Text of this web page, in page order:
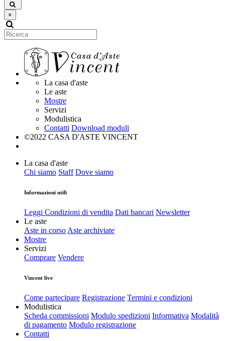
×
La casa d'aste
Le aste
Mostre
Servizi
Modulistica
Contatti Download moduli
©2022 CASA D'ASTE VINCENT
La casa d'aste
Chi siamo Staff Dove siamo
Informazioni utili
Leggi Condizioni di vendita Dati bancari Newsletter
Le aste
Aste in corso Aste archiviate
Mostre
Servizi
Comprare Vendere
Vincent live
Come partecipare Registrazione Termini e condizioni
Modulistica
Scheda commissioni Modulo spedizioni Informativa Modalità
di pagamento Modulo registrazione
Contatti